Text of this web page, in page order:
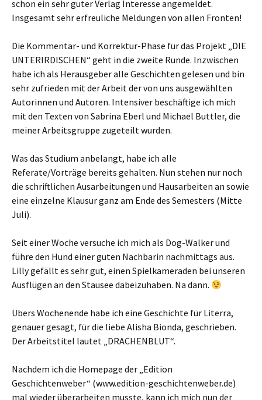
schon ein sehr guter Verlag Interesse angemeldet.
Insgesamt sehr erfreuliche Meldungen von allen Fronten!
Die Kommentar- und Korrektur-Phase für das Projekt „DIE
UNTERIRDISCHEN“ geht in die zweite Runde. Inzwischen
habe ich als Herausgeber alle Geschichten gelesen und bin
sehr zufrieden mit der Arbeit der von uns ausgewählten
Autorinnen und Autoren. Intensiver beschäftige ich mich
mit den Texten von Sabrina Eberl und Michael Buttler, die
meiner Arbeitsgruppe zugeteilt wurden.
Was das Studium anbelangt, habe ich alle
Referate/Vorträge bereits gehalten. Nun stehen nur noch
die schriftlichen Ausarbeitungen und Hausarbeiten an sowie
eine einzelne Klausur ganz am Ende des Semesters (Mitte
Juli).
Seit einer Woche versuche ich mich als Dog-Walker und
führe den Hund einer guten Nachbarin nachmittags aus.
Lilly gefällt es sehr gut, einen Spielkameraden bei unseren
Ausflügen an den Stausee dabeizuhaben. Na dann.
Übers Wochenende habe ich eine Geschichte für Literra,
genauer gesagt, für die liebe Alisha Bionda, geschrieben.
Der Arbeitstitel lautet „DRACHENBLUT“.
Nachdem ich die Homepage der „Edition
Geschichtenweber“ (www.edition-geschichtenweber.de)
mal wieder überarbeiten musste, kann ich mich nun der